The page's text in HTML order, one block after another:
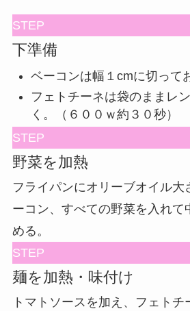
STEP
下準備
ベーコンは幅１cmに切って
フェトチーネは袋のままレ
く。（６００ｗ約３０秒）
STEP
野菜を加熱
フライパンにオリーブオイル大
ーコン、すべての野菜を入れて
める。
STEP
麺を加熱・味付け
トマトソースを加え、フェト